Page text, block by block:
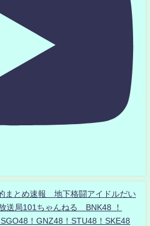
まとめ速報 地下格闘アイドルだい
送局101ちゃんねる BNK48 ！
！GNZ48！STU48！SKE48